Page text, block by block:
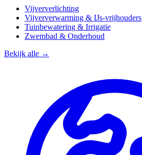
Vijververlichting
Vijververwarming & IJs-vrijhouders
Tuinbewatering & Irrigatie
Zwembad & Onderhoud
Bekijk alle →